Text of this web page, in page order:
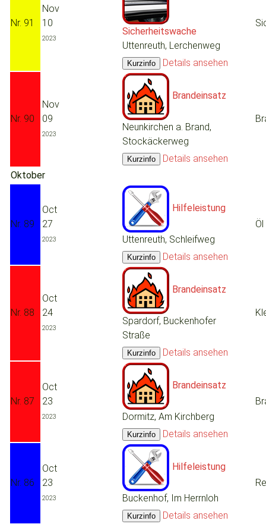
Nr. 91
Nov
10
2023
Sicherheitswache
Uttenreuth, Lerchenweg
Details ansehen
Nr. 90
Nov
09
2023
Brandeinsatz
Neunkirchen a. Brand,
Stockäckerweg
Details ansehen
Oktober
Nr. 89
Oct
27
2023
Hilfeleistung
Uttenreuth, Schleifweg
Details ansehen
Nr. 88
Oct
24
2023
Brandeinsatz
Spardorf, Buckenhofer
Straße
Details ansehen
Nr. 87
Oct
23
2023
Brandeinsatz
Dormitz, Am Kirchberg
Details ansehen
Nr. 86
Oct
23
2023
Hilfeleistung
Buckenhof, Im Herrnloh
Details ansehen